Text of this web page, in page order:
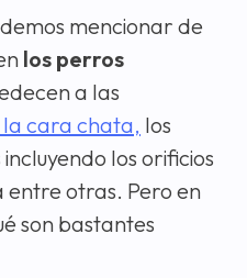
mencionar de
los perros
a las
cara chata, los
los orificios
otras. Pero en
son bastantes